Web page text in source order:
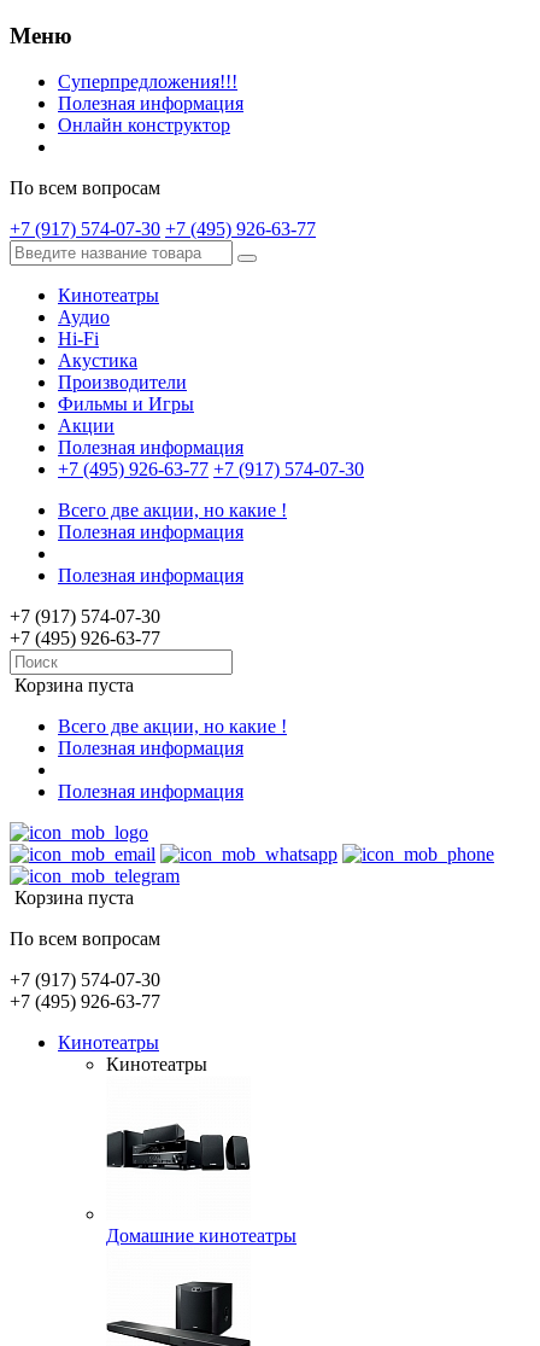
Меню
Суперпредложения!!!
Полезная информация
Онлайн конструктор
По всем вопросам
+7 (917) 574-07-30 +7 (495) 926-63-77
Кинотеатры
Аудио
Hi-Fi
Акустика
Производители
Фильмы и Игры
Акции
Полезная информация
+7 (495) 926-63-77 +7 (917) 574-07-30
Всего две акции, но какие !
Полезная информация
Полезная информация
+7 (917) 574-07-30
+7 (495) 926-63-77
Корзина пуста
Всего две акции, но какие !
Полезная информация
Полезная информация
Корзина пуста
По всем вопросам
+7 (917) 574-07-30
+7 (495) 926-63-77
Кинотеатры
Кинотеатры
Домашние кинотеатры